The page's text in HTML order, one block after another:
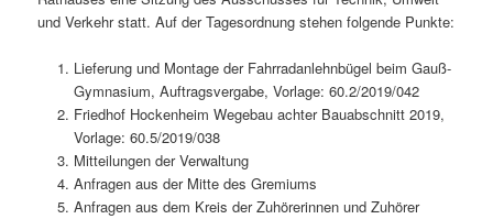
und Verkehr statt. Auf der Tagesordnung stehen folgende Punkte:
Lieferung und Montage der Fahrradanlehnbügel beim Gauß-
Gymnasium, Auftragsvergabe, Vorlage: 60.2/2019/042
Friedhof Hockenheim Wegebau achter Bauabschnitt 2019,
Vorlage: 60.5/2019/038
Mitteilungen der Verwaltung
Anfragen aus der Mitte des Gremiums
Anfragen aus dem Kreis der Zuhörerinnen und Zuhörer